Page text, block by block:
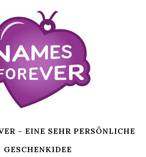
– EINE SEHR PERSÖNLICHE
GESCHENKIDEE